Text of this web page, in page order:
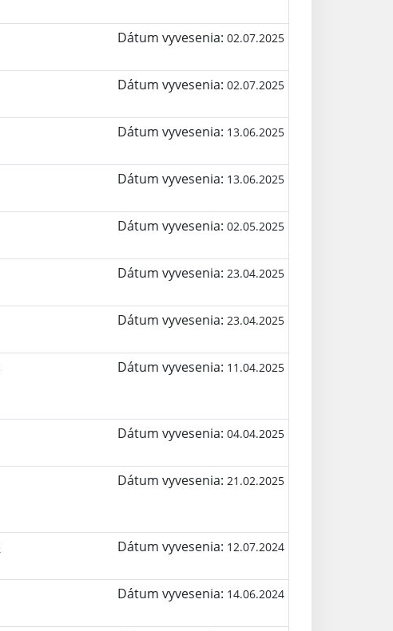
Dátum vyvesenia: 02.07.2025
Dátum vyvesenia: 02.07.2025
Dátum vyvesenia: 13.06.2025
Dátum vyvesenia: 13.06.2025
Dátum vyvesenia: 02.05.2025
Dátum vyvesenia: 23.04.2025
Dátum vyvesenia: 23.04.2025
Dátum vyvesenia: 11.04.2025
Dátum vyvesenia: 04.04.2025
Dátum vyvesenia: 21.02.2025
Dátum vyvesenia: 12.07.2024
Dátum vyvesenia: 14.06.2024